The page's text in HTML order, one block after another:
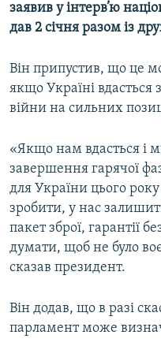
заявив у інтерв’ю
дав 2 січня разом із
Він припустив, що це
якщо Україні
війни на сильних
«Якщо нам вдасться і
завершення гарячої
для України цього
зробити, у нас
пакет зброї, гарантії
думати, щоб не було
сказав президент.
Він додав, що в разі
парламент може